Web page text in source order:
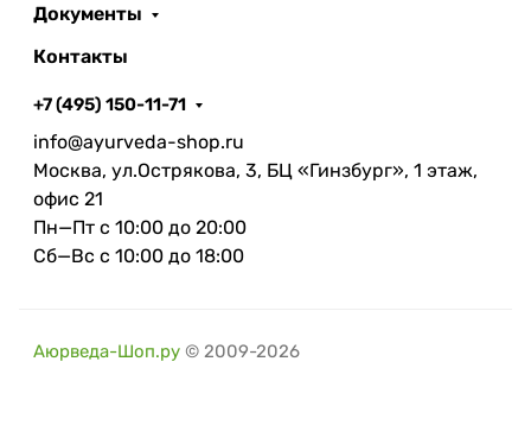
Документы
Контакты
+7 (495) 150-11-71
info@ayurveda-shop.ru
Москва, ул.Острякова, 3, БЦ «Гинзбург», 1 этаж,
офис 21
Пн—Пт с 10:00 до 20:00
Сб—Вс с 10:00 до 18:00
Аюрведа-Шоп.ру © 2009-2026